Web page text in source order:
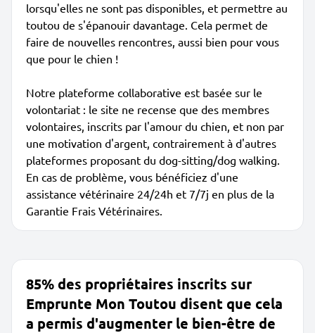
lorsqu'elles ne sont pas disponibles, et permettre au
toutou de s'épanouir davantage. Cela permet de
faire de nouvelles rencontres, aussi bien pour vous
que pour le chien !
Notre plateforme collaborative est basée sur le
volontariat : le site ne recense que des membres
volontaires, inscrits par l'amour du chien, et non par
une motivation d'argent, contrairement à d'autres
plateformes proposant du dog-sitting/dog walking.
En cas de problème, vous bénéficiez d'une
assistance vétérinaire 24/24h et 7/7j en plus de la
Garantie Frais Vétérinaires.
85% des propriétaires inscrits sur
Emprunte Mon Toutou disent que cela
a permis d'augmenter le bien-être de